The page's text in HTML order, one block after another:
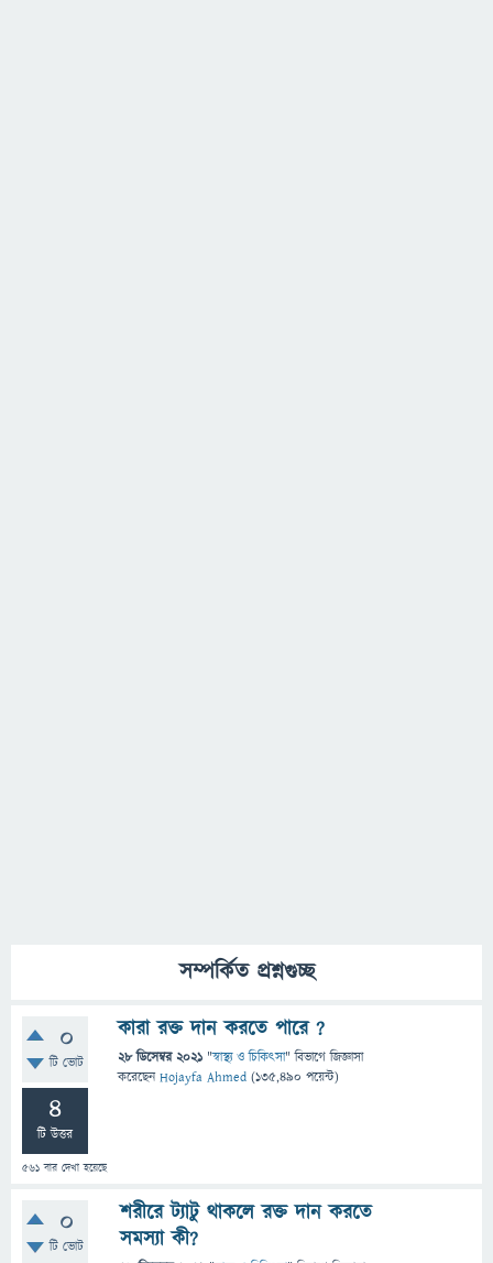
সম্পর্কিত প্রশ্নগুচ্ছ
0
টি ভোট
4
টি উত্তর
561 বার দেখা হয়েছে
কারা রক্ত ​​দান করতে পারে ?
28 ডিসেম্বর 2021 "স্বাস্থ্য ও চিকিৎসা" বিভাগে জিজ্ঞাসা
করেছেনHojayfa Ahmed (135,490 পয়েন্ট)
0
টি ভোট
শরীরে ট্যাটু থাকলে রক্ত দান করতে
সমস্যা কী?